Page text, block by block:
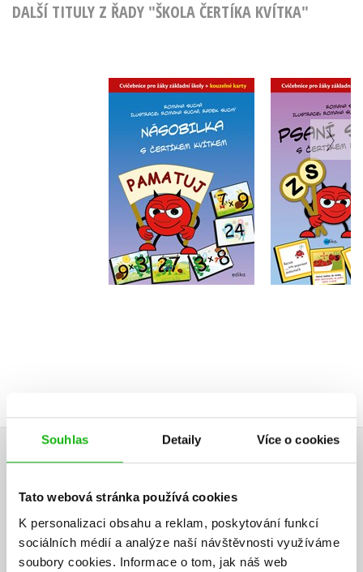
Souhlas Detaily Více o cookies
Tato webová stránka používá cookies
K personalizaci obsahu a reklam, poskytování funkcí
sociálních médií a analýze naší návštěvnosti využíváme
soubory cookies. Informace o tom, jak náš web
DALŠÍ TITULY Z ŘADY "ŠKOLA ČERTÍKA KVÍTKA"
Násobilka s čertíkem
Kvítkem
Romana Suchá
Do košíku
249 Kč
199 Kč
Psaní S,
čertíkem
Romana
Do
143 Kč
HODNOCENÍ ČTENÁŘŮ
V současné době nejsou vytvořena žádná uživatelská hodnocení.
Vaše hodnocení